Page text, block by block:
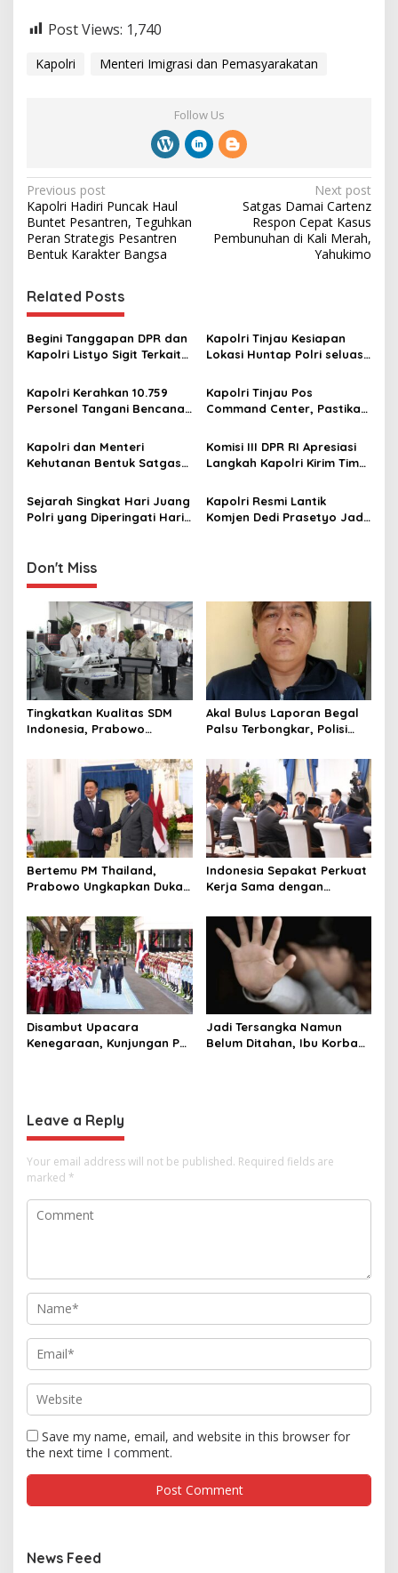
Post Views: 1,740
Kapolri Menteri Imigrasi dan Pemasyarakatan
Follow Us
P
o
s
n
a
v
g
a
t
i
o
n
Previous post
Kapolri Hadiri Puncak Haul
Buntet Pesantren, Teguhkan
Peran Strategis Pesantren
Bentuk Karakter Bangsa
Next post
Satgas Damai Cartenz
Respon Cepat Kasus
Pembunuhan di Kali Merah,
Yahukimo
Related Posts
Begini Tanggapan DPR dan
Kapolri Listyo Sigit Terkait
Timezone di Jakbar
Kapolri Tinjau Kesiapan
Lokasi Huntap Polri seluas
Kapolri Kerahkan 10.759
Personel Tangani Bencana
Kapolri Tinjau Pos
Command Center, Pastikan
dan Nyaman
Kapolri dan Menteri
Kehutanan Bentuk Satgas
Kayu yang diduga
akibatkan Bencana di Aceh
dan Sumatera
Komisi III DPR RI Apresiasi
Langkah Kapolri Kirim Tim
Pulihkan Trauma Korban
Banjir Aceh
Sejarah Singkat Hari Juang
Polri yang Diperingati Hari
Kapolri Resmi Lantik
Komjen Dedi Prasetyo Jadi
Don't Miss
Tingkatkan Kualitas SDM
Indonesia, Prabowo
hingga Undang Universitas
Terbaik Dunia
Akal Bulus Laporan Begal
Palsu Terbongkar, Polisi
Perusahaan untuk Crypto
Bertemu PM Thailand,
Prabowo Ungkapkan Duka
Selamat Ulang Tahun ke
Raja Thailand
Indonesia Sepakat Perkuat
Kerja Sama dengan
hingga Ekonomi Digital
Disambut Upacara
Kenegaraan, Kunjungan PM
Jadi Tersangka Namun
Belum Ditahan, Ibu Korban
Leave a Reply
Your email address will not be published. Required fields are
marked *
Save my name, email, and website in this browser for
the next time I comment.
News Feed